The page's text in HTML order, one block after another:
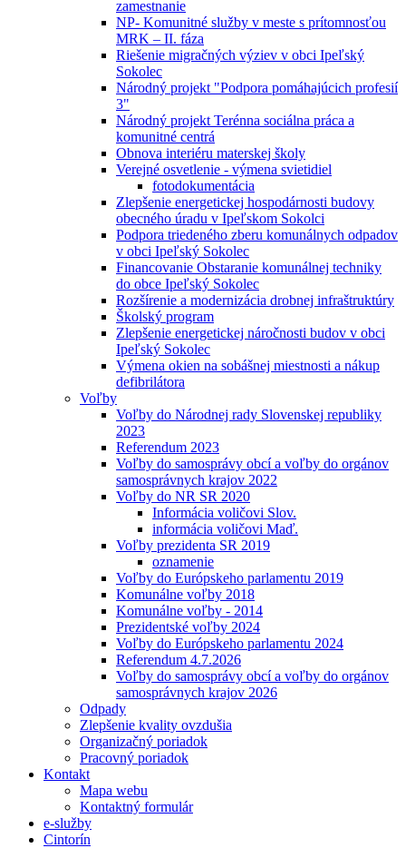
zamestnanie
NP- Komunitné služby v meste s prítomnosťou
MRK – II. fáza
Riešenie migračných výziev v obci Ipeľský
Sokolec
Národný projekt "Podpora pomáhajúcich profesií
3"
Národný projekt Terénna sociálna práca a
komunitné centrá
Obnova interiéru materskej školy
Verejné osvetlenie - výmena svietidiel
fotodokumentácia
Zlepšenie energetickej hospodárnosti budovy
obecného úradu v Ipeľskom Sokolci
Podpora triedeného zberu komunálnych odpadov
v obci Ipeľský Sokolec
Financovanie Obstaranie komunálnej techniky
do obce Ipeľský Sokolec
Rozšírenie a modernizácia drobnej infraštruktúry
Školský program
Zlepšenie energetickej náročnosti budov v obci
Ipeľský Sokolec
Výmena okien na sobášnej miestnosti a nákup
defibrilátora
Voľby
Voľby do Národnej rady Slovenskej republiky
2023
Referendum 2023
Voľby do samosprávy obcí a voľby do orgánov
samosprávnych krajov 2022
Voľby do NR SR 2020
Informácia voličovi Slov.
informácia voličovi Maď.
Voľby prezidenta SR 2019
oznamenie
Voľby do Európskeho parlamentu 2019
Komunálne voľby 2018
Komunálne voľby - 2014
Prezidentské voľby 2024
Voľby do Európskeho parlamentu 2024
Referendum 4.7.2026
Voľby do samosprávy obcí a voľby do orgánov
samosprávnych krajov 2026
Odpady
Zlepšenie kvality ovzdušia
Organizačný poriadok
Pracovný poriadok
Kontakt
Mapa webu
Kontaktný formulár
e-služby
Cintorín